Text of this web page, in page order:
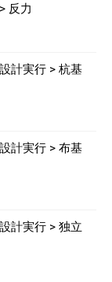
反力
計実行 > 杭基
計実行 > 布基
計実行 > 独立